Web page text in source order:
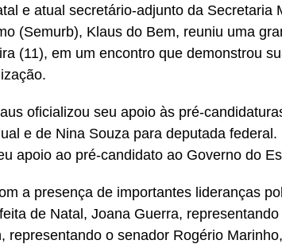
e atual secretário-adjunto da Secretaria
(Semurb), Klaus do Bem, reuniu uma
(11), em um encontro que demonstrou
oficializou seu apoio às pré-
e de Nina Souza para deputada federal.
apoio ao pré-candidato ao Governo do
a presença de importantes lideranças
de Natal, Joana Guerra,
representando o senador Rogério